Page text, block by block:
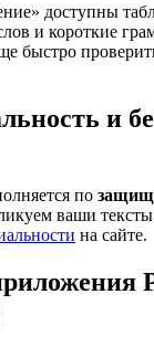
доступны
и короткие
быстро
и
по
ваши
на сайте.